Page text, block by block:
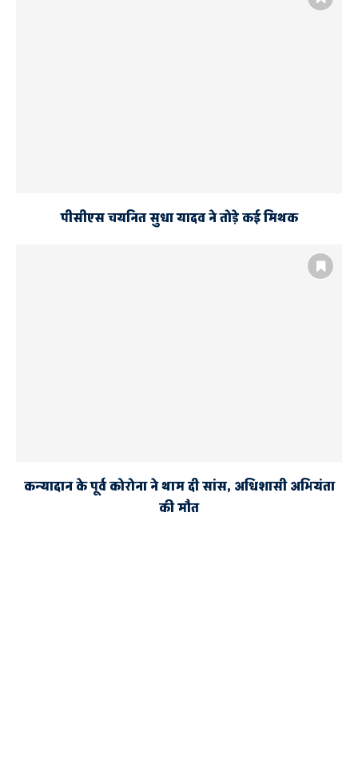
पीसीएस चयनित सुधा यादव ने तोड़े कई मिथक
कन्यादान के पूर्व कोरोना ने थाम दी सांस, अधिशासी अभियंता
की मौत